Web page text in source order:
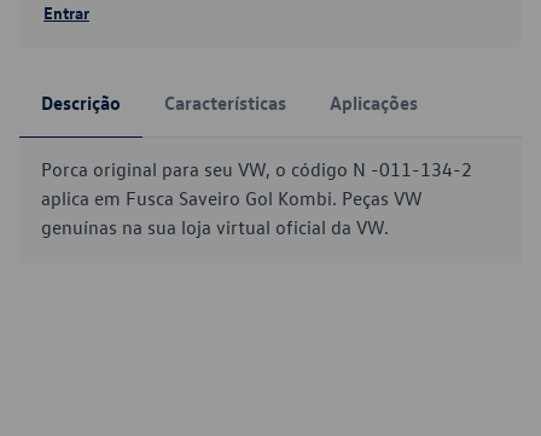
Entrar
Descrição Características Aplicações
Porca original para seu VW, o código N -011-134-2
aplica em Fusca Saveiro Gol Kombi. Peças VW
genuínas na sua loja virtual oficial da VW.